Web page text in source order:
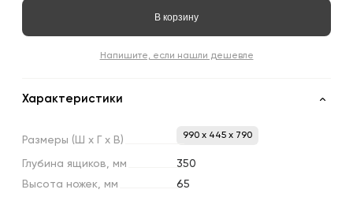
В корзину
Напишите, если нашли дешевле
Характеристики
Размеры (Ш х х В) 990 x 445 x 790
Глубина ящиков, мм
350
Высота ножек, мм
65